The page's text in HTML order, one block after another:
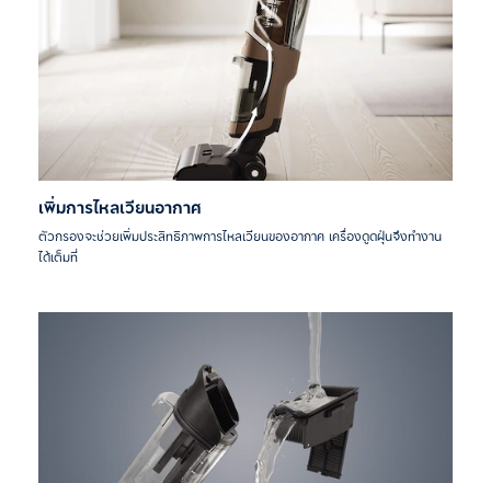
เพิ่มการไหลเวียนอากาศ
ตัวกรองจะช่วยเพิ่มประสิทธิภาพการไหลเวียนของอากาศ เครื่องดูดฝุ่นจึงทำงาน
ได้เต็มที่